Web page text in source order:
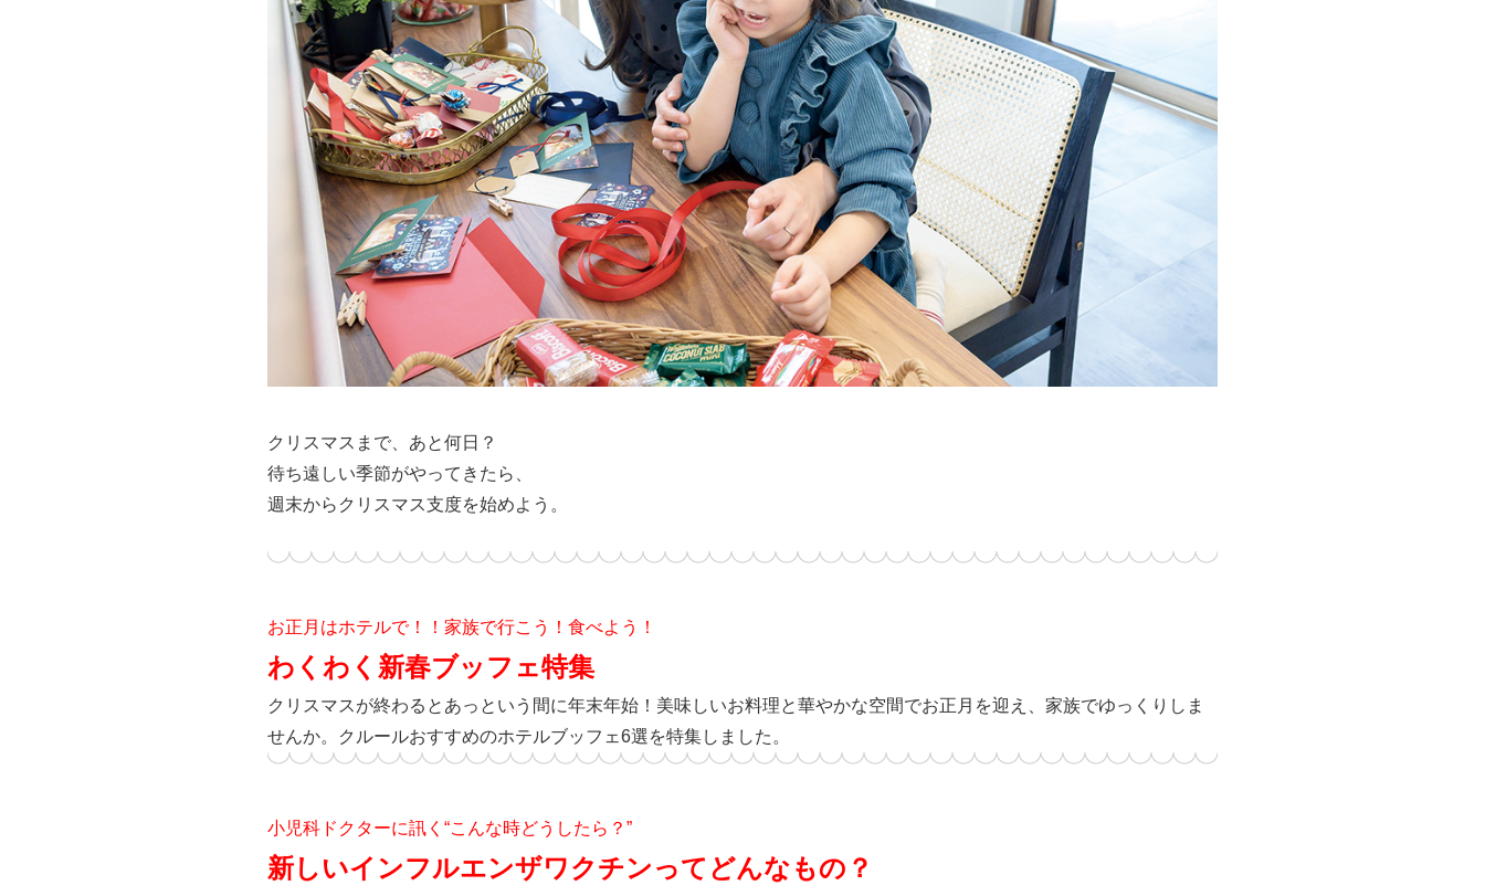
クリスマスまで、あと何日？
待ち遠しい季節がやってきたら、
週末からクリスマス支度を始めよう。
お正月はホテルで！！家族で行こう！食べよう！
わくわく新春ブッフェ特集
クリスマスが終わるとあっという間に年末年始！美味しいお料理と華やかな空間でお正月を迎え、家族でゆっくりしま
せんか。クルールおすすめのホテルブッフェ6選を特集しました。
小児科ドクターに訊く“こんな時どうしたら？”
新しいインフルエンザワクチンってどんなもの？